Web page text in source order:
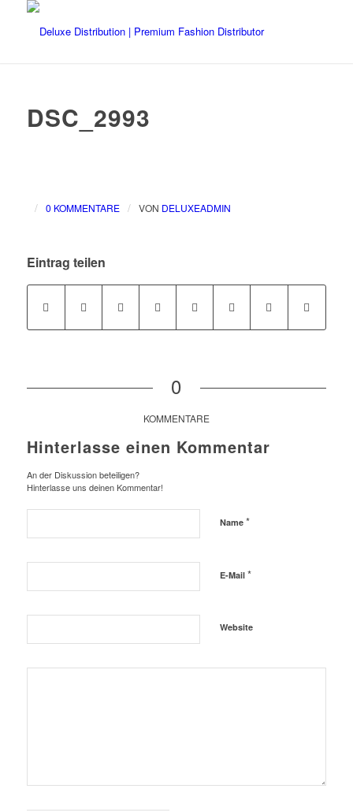
DSC_2993
/ 0 KOMMENTARE / VON DELUXEADMIN
Eintrag teilen
0
KOMMENTARE
Hinterlasse einen Kommentar
An der Diskussion beteiligen?
Hinterlasse uns deinen Kommentar!
Name *
E-Mail *
Website